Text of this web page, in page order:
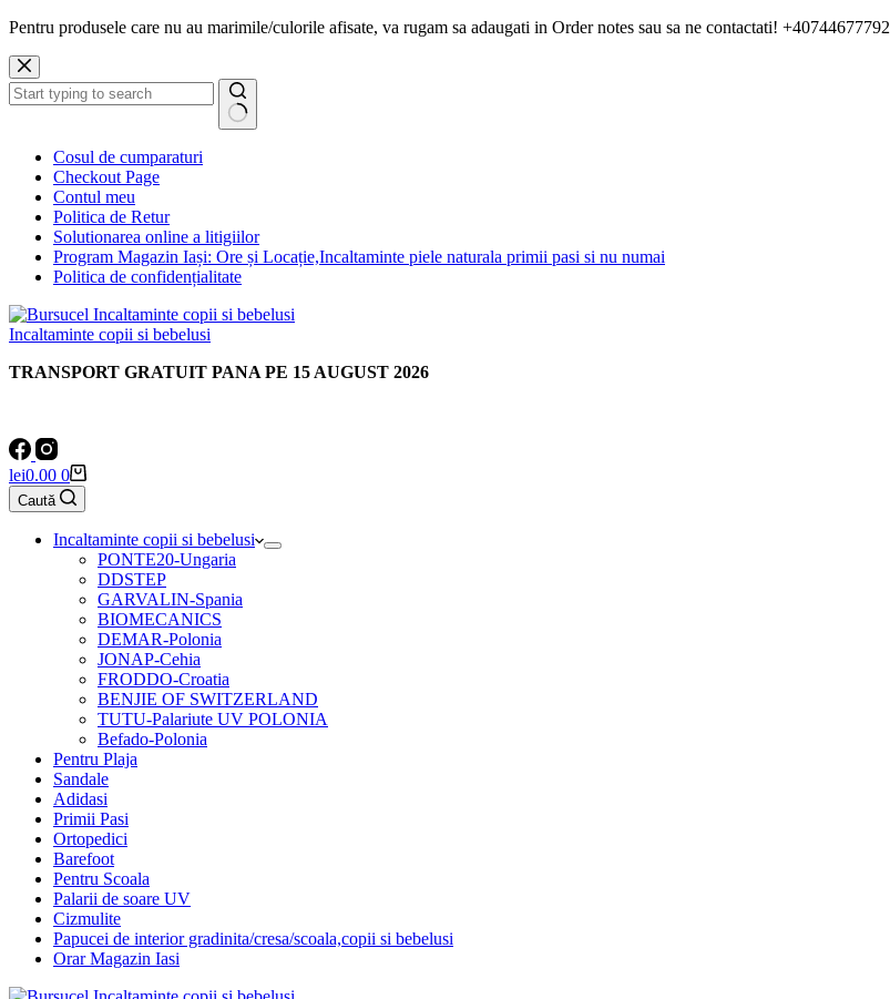
Pentru produsele care nu au marimile/culorile afisate, va rugam sa adaugati in Order notes sau sa ne contactati! +40744677792
Sari
la
conținut
rezultatCosul de cumparaturi
Checkout Page
Contul meu
Politica de Retur
Solutionarea online a litigiilor
Program Magazin Iași: Ore și Locație,Incaltaminte piele naturala primii pasi si nu numai
Politica de confidențialitate
Incaltaminte copii si bebelusi
TRANSPORT GRATUIT PANA PE 15 AUGUST 2026
Coș
de
cumpărături
lei0.00 0
Caută
Incaltaminte copii si bebelusi
PONTE20-Ungaria
DDSTEP
GARVALIN-Spania
BIOMECANICS
DEMAR-Polonia
JONAP-Cehia
FRODDO-Croatia
BENJIE OF SWITZERLAND
TUTU-Palariute UV POLONIA
Befado-Polonia
Pentru Plaja
Sandale
Adidasi
Primii Pasi
Ortopedici
Barefoot
Pentru Scoala
Palarii de soare UV
Cizmulite
Papucei de interior gradinita/cresa/scoala,copii si bebelusi
Orar Magazin Iasi